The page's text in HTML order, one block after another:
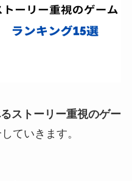
ストーリー重視のゲー
ていきます。